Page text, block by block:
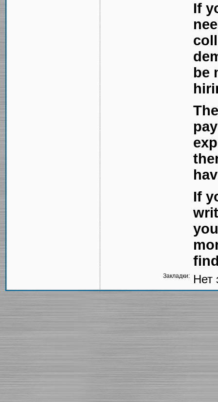
If
be
If
Закладки: Нет